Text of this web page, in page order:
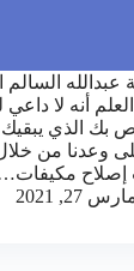
عبدالله
العلم أنه لا
بك الذي
وعدنا من
إصلاح
27, 2021